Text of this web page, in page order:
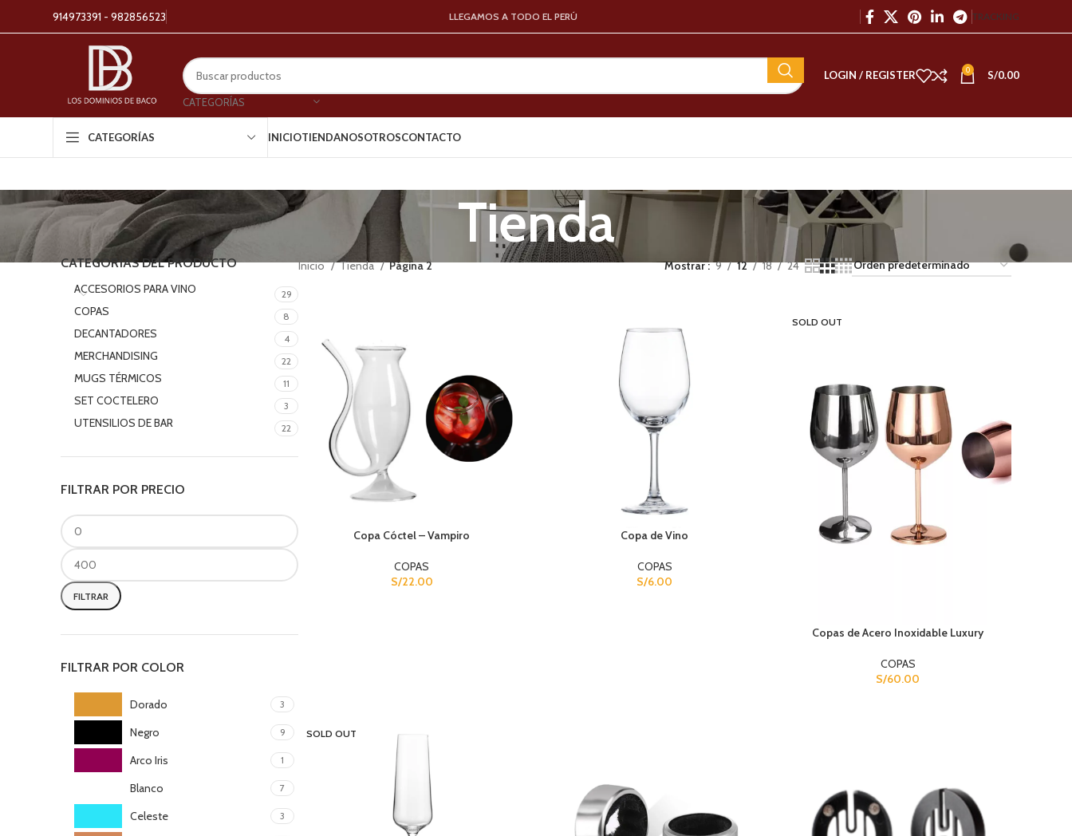
914973391 - 982856523 LLEGAMOS A TODO EL PERÚ TRACKING
CATEGORÍAS
LOGIN / REGISTER 0 S/0.00
CATEGORÍAS INICIOTIENDANOSOTROSCONTACTO
Tienda
CATEGORÍAS DEL PRODUCTO
ACCESORIOS PARA VINO 29
COPAS 8
DECANTADORES 4
MERCHANDISING 22
MUGS TÉRMICOS 11
SET COCTELERO 3
UTENSILIOS DE BAR 22
FILTRAR POR PRECIO
FILTRAR
FILTRAR POR COLOR
Dorado 3
Negro 9
Arco Iris 1
Blanco 7
Celeste 3
Inicio Tienda Página 2 Mostrar 9 12 18 24
Copa Cóctel – Vampiro
COPAS
S/22.00
Copa de Vino
COPAS
S/6.00
SOLD OUT
Copas de Acero Inoxidable Luxury
COPAS
S/60.00
SOLD OUT